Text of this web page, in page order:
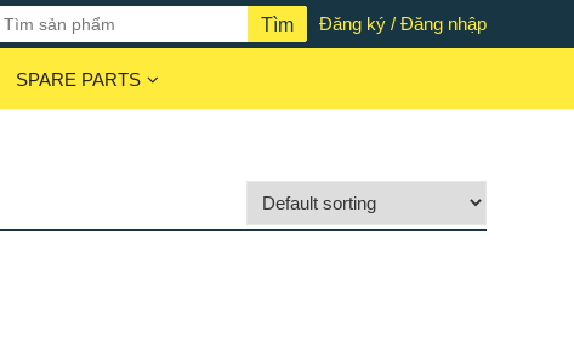
Đăng ký / Đăng nhập
SPARE PARTS